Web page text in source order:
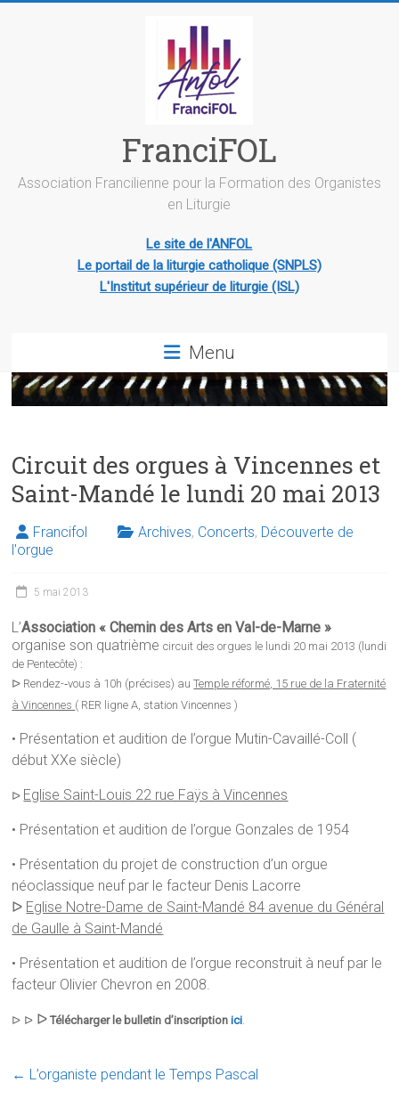
FranciFOL
Association Francilienne pour la Formation des Organistes
en Liturgie
Le site de l'ANFOL
Le portail de la liturgie catholique (SNPLS)
L'Institut supérieur de liturgie (ISL)
Menu
Circuit des orgues à Vincennes et
Saint-Mandé le lundi 20 mai 2013
Francifol Archives, Concerts, Découverte de
l'orgue
5 mai 2013
L’Association « Chemin des Arts en Val-de-Marne »
organise son quatrièmecircuit des orgues le lundi 20 mai 2013 (lundi
de Pentecôte) :
ᐅ Rendez-­‐vous à 10h (précises) auTemple réformé, 15 rue de la Fraternité
à Vincennes ( RER ligne A, station Vincennes )
• Présentation et audition de l’orgue Mutin-Cavaillé-Coll (
début XXe siècle)
ᐅ Eglise Saint-Louis 22 rue Faÿs à Vincennes
• Présentation et audition de l’orgue Gonzales de 1954
• Présentation du projet de construction d’un orgue
néoclassique neuf par le facteur Denis Lacorre
ᐅ Eglise Notre-Dame de Saint-Mandé 84 avenue du Général
de Gaulle à Saint-Mandé
• Présentation et audition de l’orgue reconstruit à neuf par le
facteur Olivier Chevron en 2008.
ᐅ ᐅ ᐅ Télécharger le bulletin d’inscription ici
← L’organiste pendant le Temps Pascal